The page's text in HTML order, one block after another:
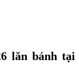
lăn bánh tại